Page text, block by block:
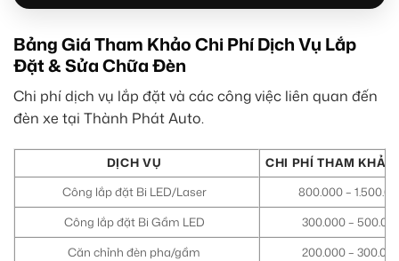
Bảng Giá Tham Khảo Chi Phí Dịch Vụ Lắp
Đặt & Sửa Chữa Đèn
Chi phí dịch vụ lắp đặt và các công việc liên quan đến
đèn xe tại Thành Phát Auto.
DỊCH VỤ
CHI PHÍ THAM
Công lắp đặt Bi LED/Laser
800.000 –
Công lắp đặt Bi Gầm LED
300.000 –
Căn chỉnh đèn pha/gầm
200.000 –